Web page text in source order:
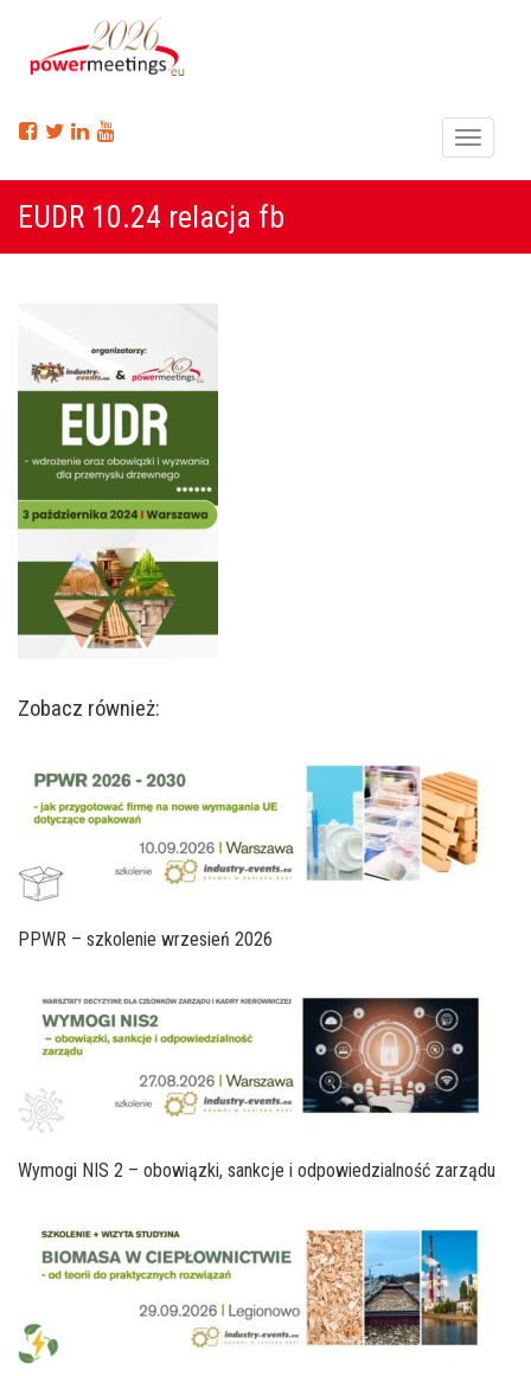
Menu
EUDR 10.24 relacja fb
Zobacz również:
PPWR – szkolenie wrzesień 2026
Wymogi NIS 2 – obowiązki, sankcje i odpowiedzialność zarządu